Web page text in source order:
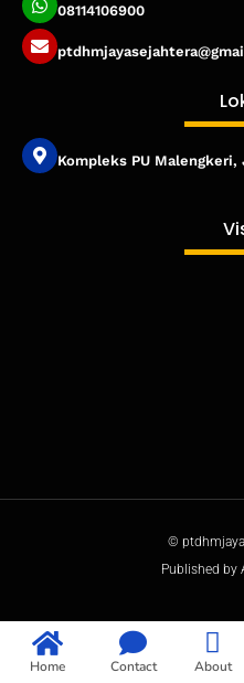
08114106900
Kompleks PU
©
Published by
Home Contact About